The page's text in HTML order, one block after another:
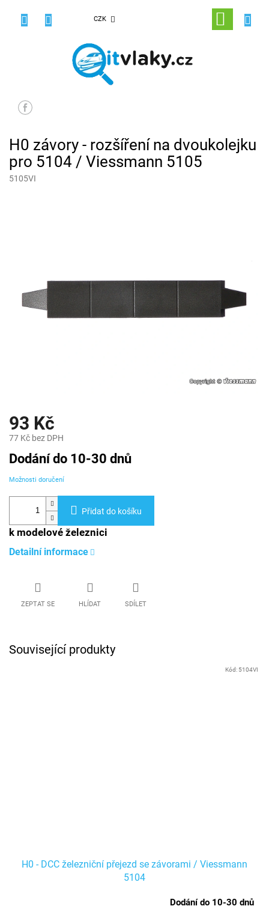
CZK
NÁKUPNÍ
KOŠÍK
H0 závory - rozšíření na dvoukolejku
pro 5104 / Viessmann 5105
5105VI
93 Kč
77 Kč bez DPH
Měrná
cena:
Dodání do 10-30 dnů
Možnosti doručení
Přidat do košíku
k modelové železnici
Detailní informace
ZEPTAT SE HLÍDAT SDÍLET
Související produkty
H0 - DCC železniční přejezd se závorami / Viessmann
5104
Dodání do 10-30 dnů
Kód: 5104VI